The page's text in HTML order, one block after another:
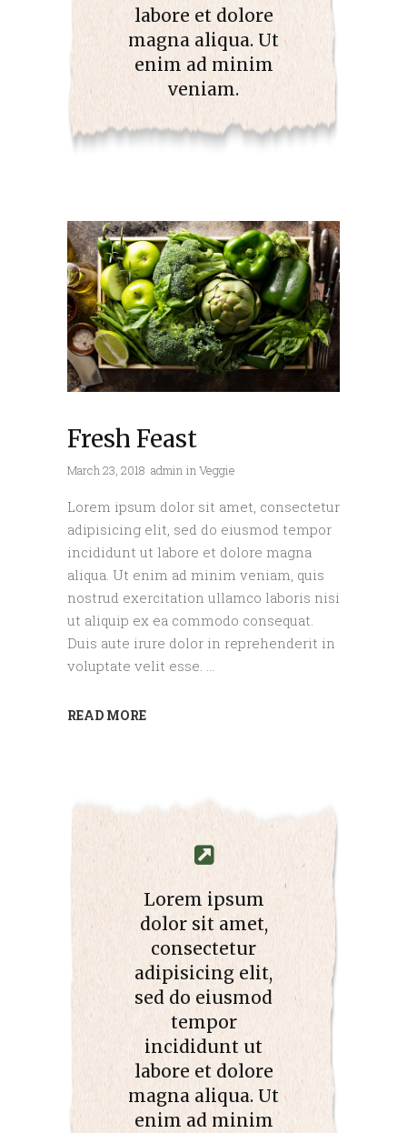
labore et dolore
magna aliqua. Ut
enim ad minim
veniam.
Fresh Feast
March 23, 2018 admin inVeggie
Lorem ipsum dolor sit amet, consectetur
adipisicing elit, sed do eiusmod tempor
incididunt ut labore et dolore magna
aliqua. Ut enim ad minim veniam, quis
nostrud exercitation ullamco laboris nisi
ut aliquip ex ea commodo consequat.
Duis aute irure dolor in reprehenderit in
voluptate velit esse.
READ MORE
Lorem ipsum
dolor sit amet,
consectetur
adipisicing elit,
sed do eiusmod
tempor
incididunt ut
labore et dolore
magna aliqua. Ut
enim ad minim